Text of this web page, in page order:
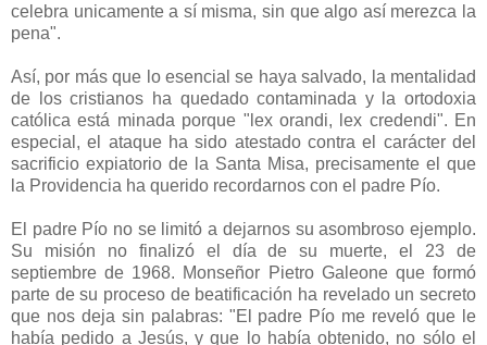
celebra unicamente a sí misma, sin que algo así merezca la
pena".
Así, por más que lo esencial se haya salvado, la mentalidad
de los cristianos ha quedado contaminada y la ortodoxia
católica está minada porque "lex orandi, lex credendi". En
especial, el ataque ha sido atestado contra el carácter del
sacrificio expiatorio de la Santa Misa, precisamente el que
la Providencia ha querido recordarnos con el padre Pío.
El padre Pío no se limitó a dejarnos su asombroso ejemplo.
Su misión no finalizó el día de su muerte, el 23 de
septiembre de 1968. Monseñor Pietro Galeone que formó
parte de su proceso de beatificación ha revelado un secreto
que nos deja sin palabras: "El padre Pío me reveló que le
había pedido a Jesús, y que lo había obtenido, no sólo el